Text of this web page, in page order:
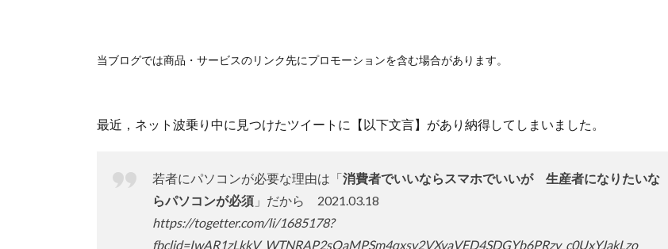
当ブログでは商品・サービスのリンク先にプロモーションを含む場合があります。
最近，ネット波乗り中に見つけたツイートに【以下文言】があり納得してしまいました。
若者にパソコンが必要な理由は「消費者でいいならスマホでいいが 生産者になりたいな
らパソコンが必須 」だから 2021.03.18
https://togetter.com/li/1685178?
fbclid=IwAR1zLkkV_WTNRAP2sQaMPSm4qxsv2VXvaVED4SDGYb6PRzv_c0UxYJakLzo